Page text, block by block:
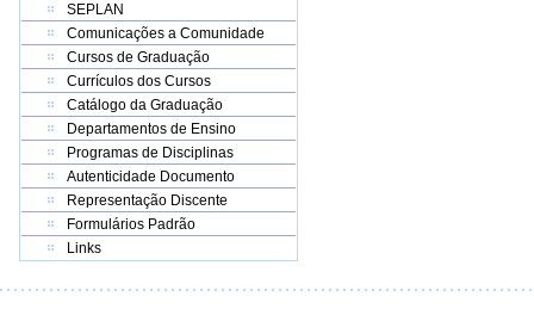
SEPLAN
Comunicações a Comunidade
Cursos de Graduação
Currículos dos Cursos
Catálogo da Graduação
Departamentos de Ensino
Programas de Disciplinas
Autenticidade Documento
Representação Discente
Formulários Padrão
Links